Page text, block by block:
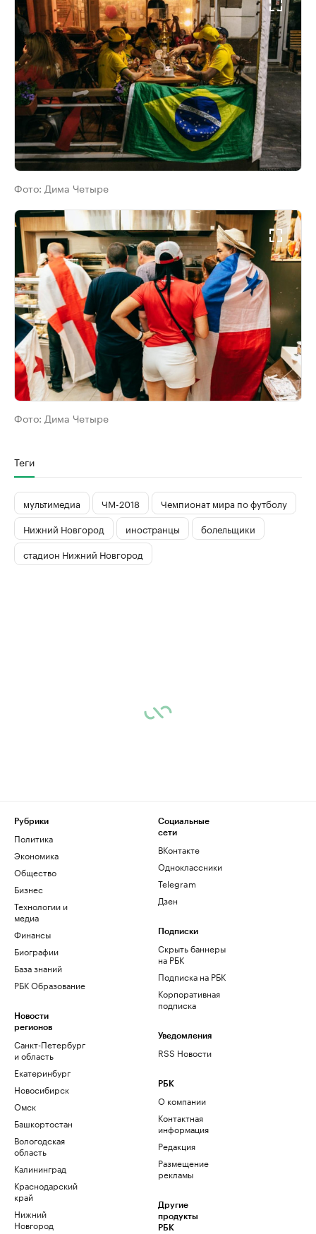
Фото: Дима Четыре
Фото: Дима Четыре
Теги
мультимедиа ЧМ-2018
Чемпионат мира по футболу
Нижний Новгород
иностранцы
болельщики
стадион Нижний Новгород
Рубрики
Политика
Экономика
Общество
Бизнес
Технологии и
медиа
Финансы
Биографии
База знаний
РБК Образование
Новости
регионов
Санкт-Петербург
и область
Екатеринбург
Новосибирск
Омск
Башкортостан
Вологодская
область
Калининград
Краснодарский
край
Нижний
Новгород
Социальные
сети
ВКонтакте
Одноклассники
Telegram
Дзен
Подписки
Скрыть баннеры
на РБК
Подписка на РБК
Корпоративная
подписка
Уведомления
RSS Новости
РБК
О компании
Контактная
информация
Редакция
Размещение
рекламы
Другие
продукты
РБК